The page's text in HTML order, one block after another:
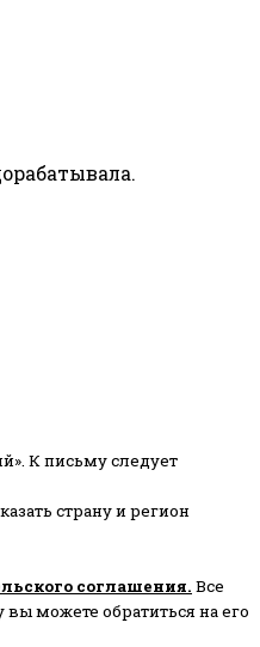
К письму следует
страну и регион
соглашения. Все
можете обратиться на его